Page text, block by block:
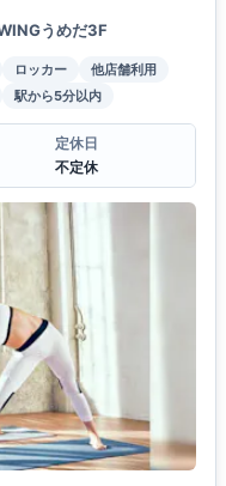
うめだ3F
ロッカー
他店舗利用
駅から5分以内
定休日
不定休